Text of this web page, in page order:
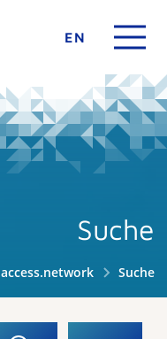
EN
Suche
Suche